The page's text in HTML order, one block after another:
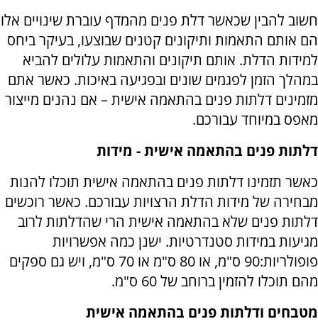
חשוב להבין שכאשר דלת פנים מהמדף עוברת שינויים אלו
הם אותם התאמות ותיקונים קטנים שבוצעו, בעיקר ביחס
למידות הדלת. אותם תיקונים והתאמות עלולים להביא
במהלך הזמן לפגמים שונים ובפגיעה באיכות. כאשר אתם
מזמינים דלתות פנים בהתאמה אישית – אם נהנים מייצור
מאפס במיוחד עבורכם.
דלתות פנים בהתאמה אישית - מידות
כאשר תזמינו דלתות פנים בהתאמה אישית תוכלו להנות
מבחירה של מידות הדלת הרצויות עבורכם. כאשר רוכשים
דלתות פנים שלא בהתאמה אישית הרי שהדלתות לרוב
מגיעות במידות סטנדרטיות. ישנן כמה אפשרויות
פופולריות:90 ס"מ, או 80 ס"מ או 70 ס"מ, ויש גם ספקים
מהם תוכלו להזמין ברוחב של 60 ס"מ.
מטבחים ודלתות פנים בהתאמה אישית